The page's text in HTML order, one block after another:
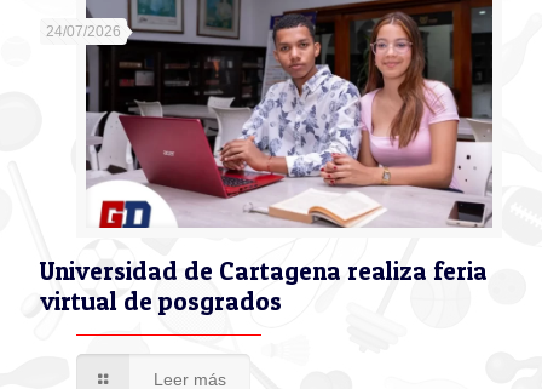
24/07/2026
Universidad de Cartagena realiza feria
virtual de posgrados
Leer más